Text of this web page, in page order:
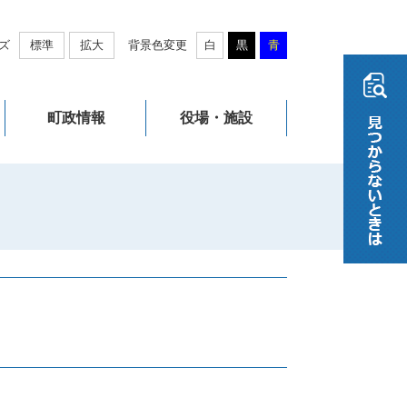
標準 拡大 背景色変更 白 黒 青
町政情報 役場・施設